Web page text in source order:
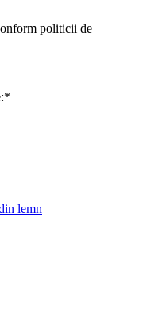
politicii de
*
lemn